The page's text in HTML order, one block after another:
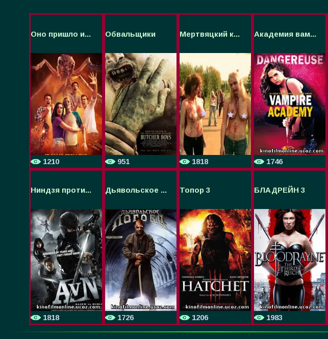
Оно пришло и...
1210
Обвальщики
951
Мертвяцкий к...
1818
Академия вам...
1746
Ниндзя проти...
1818
Дьявольское ...
1726
Топор 3
1206
БЛАДРЕЙН 3
1983